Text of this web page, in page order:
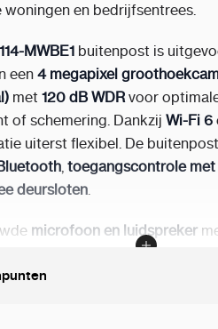
woningen en bedrijfsentrees.
MWBE1 buitenpost is
een 4 megapixel
met 120 dB WDRvoor
of schemering. Dankzij Wi-Fi 6
uiterst flexibel. De
, toegangscontrole met
deursloten.
microfoon en luidspreker
perfect nachtzicht. Ook